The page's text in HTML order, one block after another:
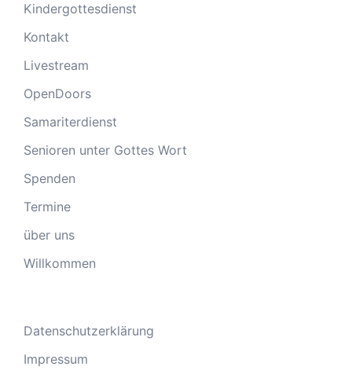
Kindergottesdienst
Kontakt
Livestream
OpenDoors
Samariterdienst
Senioren unter Gottes Wort
Spenden
Termine
über uns
Willkommen
Datenschutzerklärung
Impressum